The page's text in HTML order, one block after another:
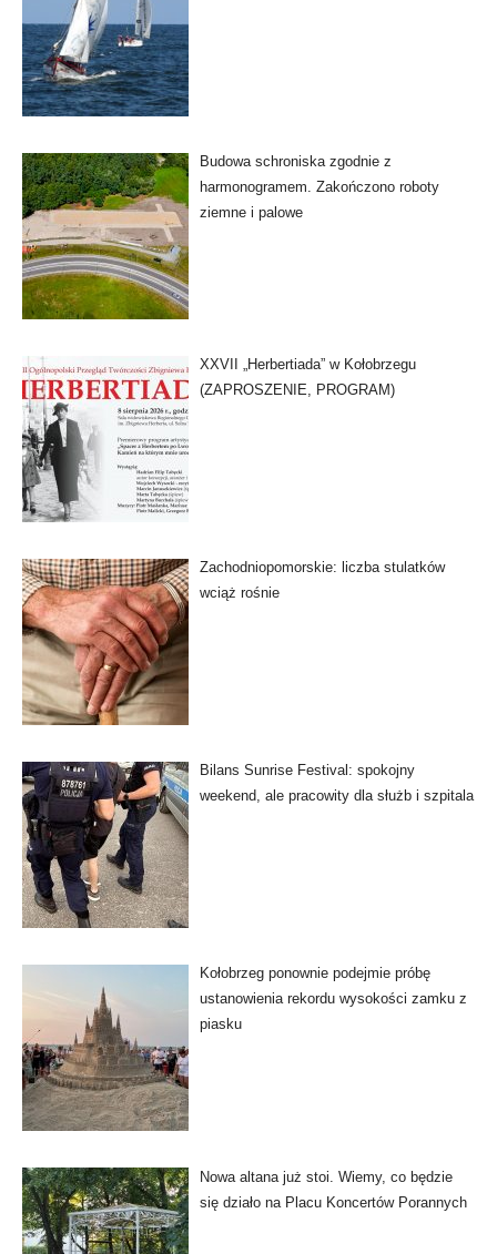
Budowa schroniska zgodnie z
harmonogramem. Zakończono roboty
ziemne i palowe
XXVII „Herbertiada” w Kołobrzegu
(ZAPROSZENIE, PROGRAM)
Zachodniopomorskie: liczba stulatków
wciąż rośnie
Bilans Sunrise Festival: spokojny
weekend, ale pracowity dla służb i szpitala
Kołobrzeg ponownie podejmie próbę
ustanowienia rekordu wysokości zamku z
piasku
Nowa altana już stoi. Wiemy, co będzie
się działo na Placu Koncertów Porannych